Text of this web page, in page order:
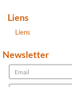
Liens
Liens
Newsletter